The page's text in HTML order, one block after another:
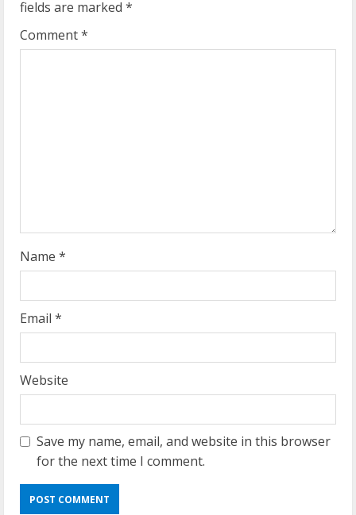
R
e
g
fields are marked *
Comment*
Name *
Email *
Website
Save my name, email, and website in this browser
for the next time I comment.